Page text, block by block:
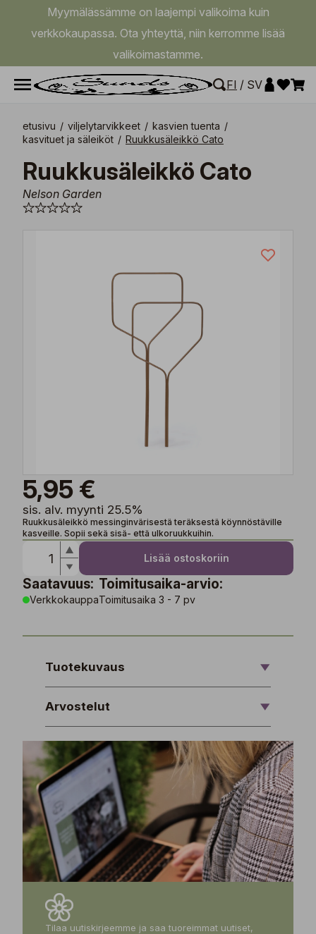
Myymälässämme on laajempi valikoima kuin
verkkokaupassa. Ota yhteyttä, niin kerromme lisää
valikoimastamme.
FI / SV
etusivu / viljelytarvikkeet / kasvien tuenta /
kasvituet ja säleiköt / Ruukkusäleikkö Cato
Ruukkusäleikkö Cato
Nelson Garden
5,95 €
sis. alv. myynti 25.5%
Ruukkusäleikkö messinginvärisestä teräksestä köynnöstäville
kasveille. Sopii sekä sisä- että ulkoruukkuihin.
Lisää ostoskoriin
Saatavuus:
Verkkokauppa
Toimitusaika-arvio:
Toimitusaika 3 - 7 pv
Tuotekuvaus
Arvostelut
Tilaa uutiskirjeemme ja saa tuoreimmat uutiset,